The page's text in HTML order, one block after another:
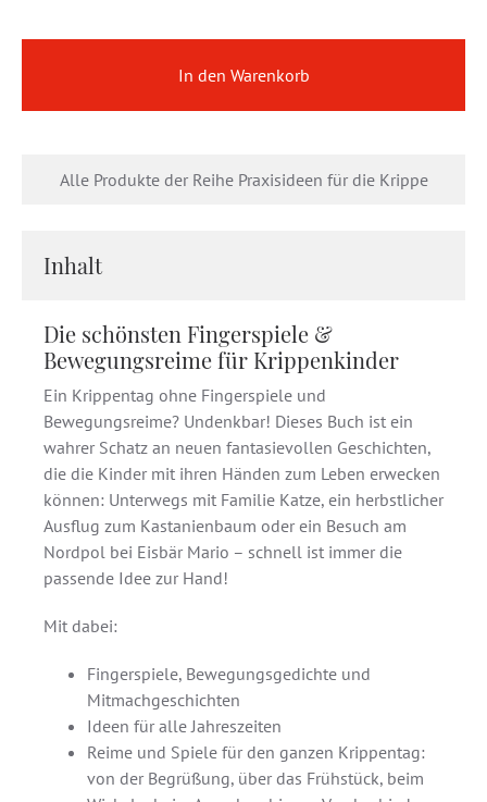
Alle Produkte der Reihe Praxisideen für die Krippe
In den Warenkorb
Inhalt
Die schönsten Fingerspiele &
Bewegungsreime für Krippenkinder
Ein Krippentag ohne Fingerspiele und
Bewegungsreime? Undenkbar! Dieses Buch ist ein
wahrer Schatz an neuen fantasievollen Geschichten,
die die Kinder mit ihren Händen zum Leben erwecken
können: Unterwegs mit Familie Katze, ein herbstlicher
Ausflug zum Kastanienbaum oder ein Besuch am
Nordpol bei Eisbär Mario – schnell ist immer die
passende Idee zur Hand!
Mit dabei:
Fingerspiele, Bewegungsgedichte und
Mitmachgeschichten
Ideen für alle Jahreszeiten
Reime und Spiele für den ganzen Krippentag:
von der Begrüßung, über das Frühstück, beim